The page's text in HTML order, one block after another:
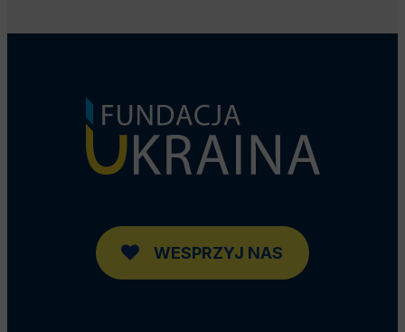
WESPRZYJ NAS